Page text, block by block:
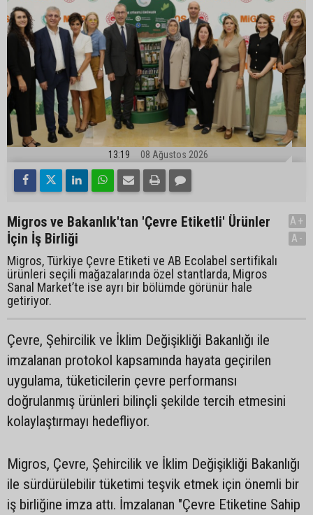
13:19 08 Ağustos 2026
Migros ve Bakanlık'tan 'Çevre Etiketli' Ürünler
İçin İş Birliği
Migros, Türkiye Çevre Etiketi ve AB Ecolabel sertifikalı
ürünleri seçili mağazalarında özel stantlarda, Migros
Sanal Market’te ise ayrı bir bölümde görünür hale
getiriyor.
A+
A-
Çevre, Şehircilik ve İklim Değişikliği Bakanlığı ile
imzalanan protokol kapsamında hayata geçirilen
uygulama, tüketicilerin çevre performansı
doğrulanmış ürünleri bilinçli şekilde tercih etmesini
kolaylaştırmayı hedefliyor.
Migros, Çevre, Şehircilik ve İklim Değişikliği Bakanlığı
ile sürdürülebilir tüketimi teşvik etmek için önemli bir
iş birliğine imza attı. İmzalanan "Çevre Etiketine Sahip